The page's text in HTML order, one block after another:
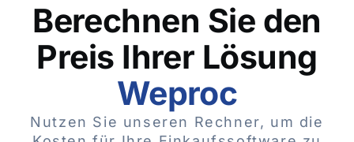
Berechnen Sie den
Preis Ihrer Lösung
Weproc
Nutzen Sie unseren Rechner, um die